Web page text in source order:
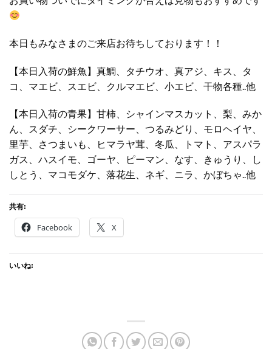
本日もみなさまのご来店お待ちしております！！
【本日入荷の鮮魚】真鯛、タチウオ、真アジ、キス、タ
コ、マエビ、スエビ、クルマエビ、小エビ、干物各種..他
【本日入荷の青果】甘柿、シャインマスカット、梨、みか
ん、スダチ、シークワーサー、つるみどり、モロヘイヤ、
里芋、さつまいも、ヒマラヤ茸、冬瓜、トマト、アスパラ
ガス、ハスイモ、ゴーヤ、ピーマン、なす、きゅうり、し
しとう、マコモダケ、落花生、ネギ、ニラ、かぼちゃ..他
共有:
Facebook X
いいね: